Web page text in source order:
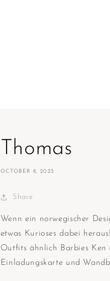
Thomas
OCTOBER 8, 2023
Share
Wenn ein norwegischer
etwas Kurioses dabei
Outfits ähnlich Barbies
Einladungskarte und